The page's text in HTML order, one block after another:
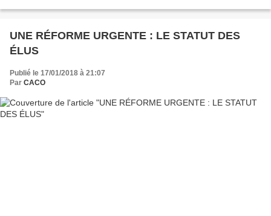
GOUVERNEMENT VA...
UNE RÉFORME URGENTE : LE STATUT DES
ÉLUS
Publié le 17/01/2018 à 21:07
Par CACO